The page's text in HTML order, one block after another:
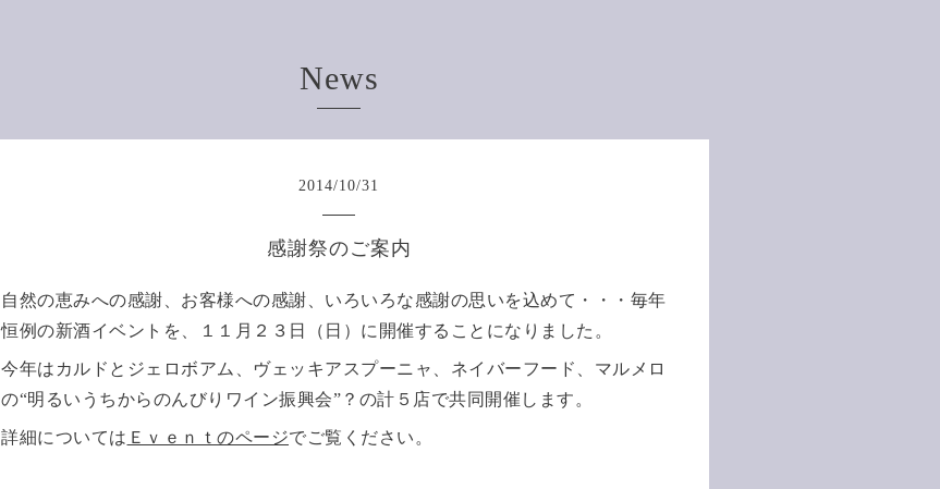
News
2014/10/31
感謝祭のご案内
自然の恵みへの感謝、お客様への感謝、いろいろな感謝の思いを込めて・・・毎年
恒例の新酒イベントを、１１月２３日（日）に開催することになりました。
今年はカルドとジェロボアム、ヴェッキアスプーニャ、ネイバーフード、マルメロ
の“明るいうちからのんびりワイン振興会”？の計５店で共同開催します 。
詳細については Ｅｖｅｎｔのページでご覧ください。